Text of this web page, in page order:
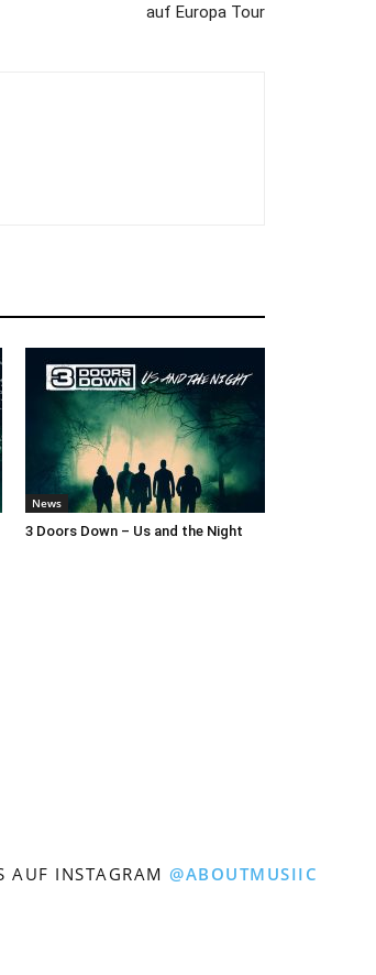
auf Europa Tour
News
3 Doors Down – Us and the Night
AUF INSTAGRAM@ABOUTMUSIIC